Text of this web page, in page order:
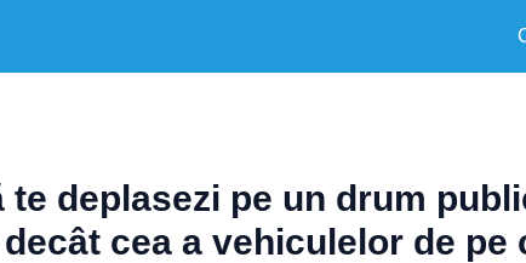
deplasezi pe un drum
cea a vehiculelor de pe